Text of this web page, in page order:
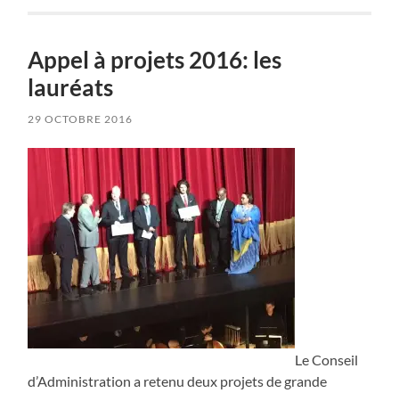
Appel à projets 2016: les
lauréats
29 OCTOBRE 2016
Le Conseil
d’Administration a retenu deux projets de grande